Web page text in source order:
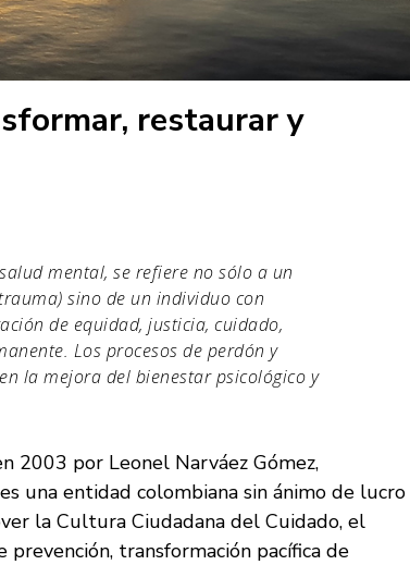
restaurar y
mental, se refiere no sólo a un
sino de un individuo con
de equidad, justicia, cuidado,
Los procesos de perdón y
la mejora del bienestar psicológico y
2003 por Leonel Narváez Gómez,
una entidad colombiana sin ánimo de lucro
la Cultura Ciudadana del Cuidado, el
prevención, transformación pacífica de